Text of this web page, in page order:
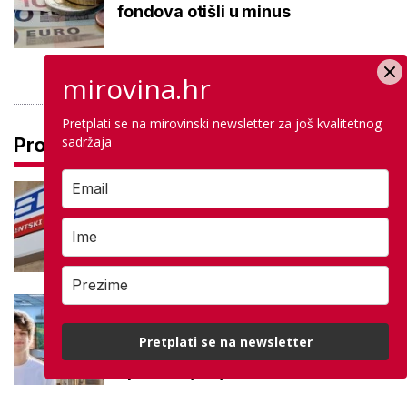
fondova otišli u minus
Pročitaj još
studentskom poslu? Možda vam
Ovo je 10 srednjoškolskih
smjerova u Bjelovarsko-
bilogorskoj županiji koje su 2026.
mirovina.hr
Pretplati se na mirovinski newsletter za još kvalitetnog
sadržaja
Pretplati se na newsletter